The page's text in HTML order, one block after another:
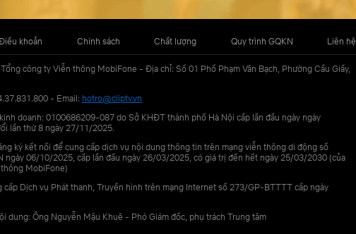
khoản Chính sách Chất lượng Quy trình GQKN Liên hệ
công ty Viễn thông MobiFone - Địa chỉ: Số 01 Phố Phạm Văn Bạch, Phường Cầu Giấy,
- Email: hotro@cliptv.vn
doanh: 0100686209-087 do Sở KHĐT thành phố Hà Nội cấp lần đầu ngày ngày
lần thứ 8 ngày 27/11/2025.
ký kết nối để cung cấp dịch vụ nội dung thông tin trên mạng viễn thông di động số
ngày 06/10/2025, cấp lần đầu ngày 26/03/2025, có giá trị đến hết ngày 25/03/2030 (của
MobiFone)
cấp Dịch vụ Phát thanh, Truyền hình trên mạng Internet số 273/GP-BTTTT cấp ngày
dung: Ông Nguyễn Mậu Khuê - Phó Giám đốc, phụ trách Trung tâm